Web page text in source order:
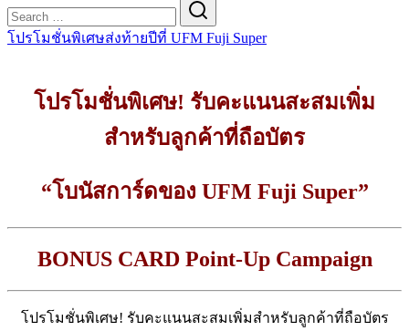
for:
โปรโมชั่นพิเศษส่งท้ายปีที่ UFM Fuji Super
โปรโมชั่นพิเศษ! รับคะแนนสะสมเพิ่ม
สำหรับลูกค้าที่ถือบัตร
“โบนัสการ์ดของ UFM Fuji Super”
BONUS CARD Point-Up Campaign
โปรโมชั่นพิเศษ! รับคะแนนสะสมเพิ่มสำหรับลูกค้าที่ถือบัตร